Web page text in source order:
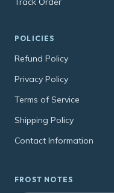
POLICIES
Refund Policy
Privacy Policy
Terms of Service
Shipping Policy
Contact Information
FROST NOTES